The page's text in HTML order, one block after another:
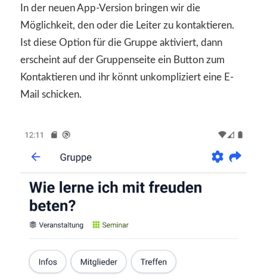
In der neuen App-Version bringen wir die
Möglichkeit, den oder die Leiter zu kontaktieren.
Ist diese Option für die Gruppe aktiviert, dann
erscheint auf der Gruppenseite ein Button zum
Kontaktieren und ihr könnt unkompliziert eine E-
Mail schicken.